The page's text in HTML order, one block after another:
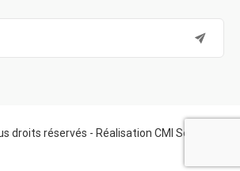
droits réservés - Réalisation CMI Services